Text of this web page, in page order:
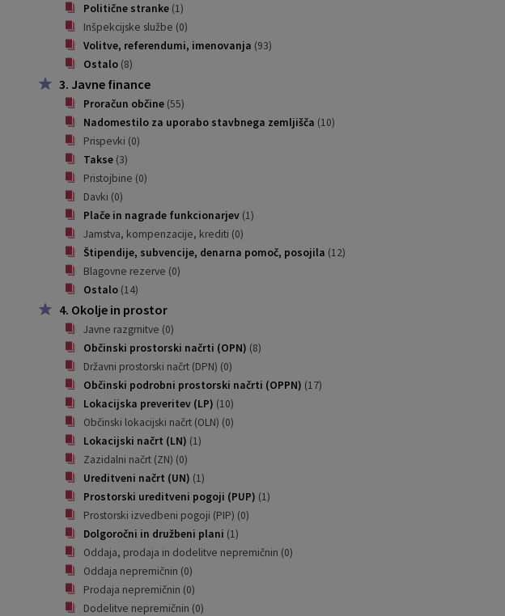
Politične stranke(1)
Inšpekcijske službe (0)
Volitve, referendumi, imenovanja (93)
Ostalo(8)
3. Javne finance
Proračun občine(55)
Nadomestilo za uporabo stavbnega zemljišča (10)
Prispevki (0)
Takse(3)
Pristojbine (0)
Davki (0)
Plače in nagrade funkcionarjev(1)
Jamstva, kompenzacije, krediti (0)
Štipendije, subvencije, denarna pomoč, posojila (12)
Blagovne rezerve (0)
Ostalo(14)
4. Okolje in prostor
Javne razgrnitve (0)
Občinski prostorski načrti (OPN) (8)
Državni prostorski načrt (DPN) (0)
Občinski podrobni prostorski načrti (OPPN) (17)
Lokacijska preveritev (LP) (10)
Občinski lokacijski načrt (OLN) (0)
Lokacijski načrt (LN) (1)
Zazidalni načrt (ZN) (0)
Ureditveni načrt (UN) (1)
Prostorski ureditveni pogoji (PUP) (1)
Prostorski izvedbeni pogoji (PIP) (0)
Dolgoročni in družbeni plani (1)
Oddaja, prodaja in dodelitve nepremičnin (0)
Oddaja nepremičnin (0)
Prodaja nepremičnin (0)
Dodelitve nepremičnin (0)
Pobratene občine
Fotogalerija
Občina Moravče
Mestna občina Ljubljana
Občinska volilna komisija
Krajevne skupnosti
Državni organi
Svet za preventivo in vzgojo v cestnem prometu
Katalog informacij javnega značaja
Uradne ure
Zaščita in reševanje
Zapuščene živali
Oskrba s plinom
Srednja šola Domžale
Urejanje javnih površin
Pomembni kontakti
Glasilo Slamnik
Občinski predpisi
Uradni vestnik
Proračun Občine
E-obvestila Občine
Lokalne volitve